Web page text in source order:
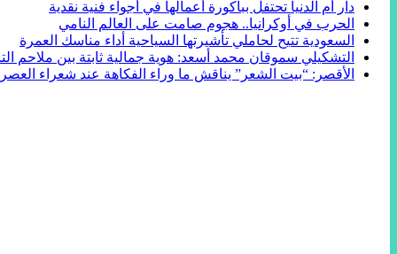
دار أم الدنيا تحتفل بباكورة أعمالها في أجواء فنية نقدية
الحرب في أوكرانيا.. هجوم صامت على العالم النامي
السعودية تتيح لحاملي تأشيرتها السياحية أداء مناسك العمرة
التشكيلي سموقان محمد أسعد: هوية جمالية ثابتة بين ملاحم
الأقصر: “بيت الشعر” يناقش ما وراء الفكاهة عند شعراء